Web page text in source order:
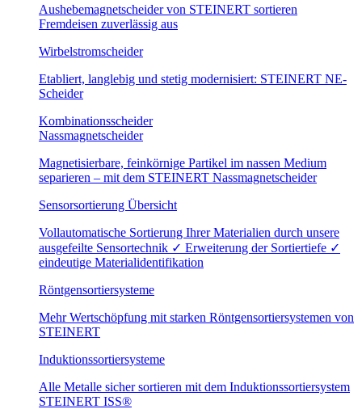
Aushebemagnetscheider von STEINERT sortieren
Fremdeisen zuverlässig aus
Wirbelstromscheider
Etabliert, langlebig und stetig modernisiert: STEINERT NE-
Scheider
Kombinationsscheider
Nassmagnetscheider
Magnetisierbare, feinkörnige Partikel im nassen Medium
separieren – mit dem STEINERT Nassmagnetscheider
Sensorsortierung Übersicht
Vollautomatische Sortierung Ihrer Materialien durch unsere
ausgefeilte Sensortechnik ✓ Erweiterung der Sortiertiefe ✓
eindeutige Materialidentifikation
Röntgensortiersysteme
Mehr Wertschöpfung mit starken Röntgensortiersystemen von
STEINERT
Induktionssortiersysteme
Alle Metalle sicher sortieren mit dem Induktionssortiersystem
STEINERT ISS®